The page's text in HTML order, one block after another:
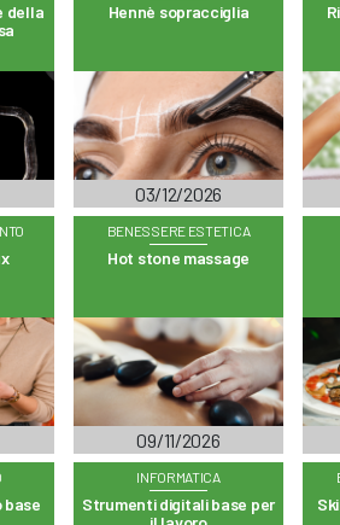
della
Hennè sopracciglia
03/12/2026
BENESSERE ESTETICA
Hot stone massage
09/11/2026
base
INFORMATICA
Strumenti digitali base per